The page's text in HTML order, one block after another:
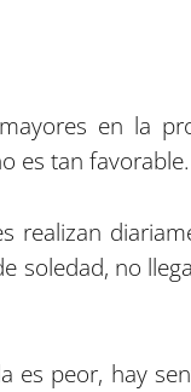
en la
es tan favorable.
realizan
soledad, no
es peor, hay